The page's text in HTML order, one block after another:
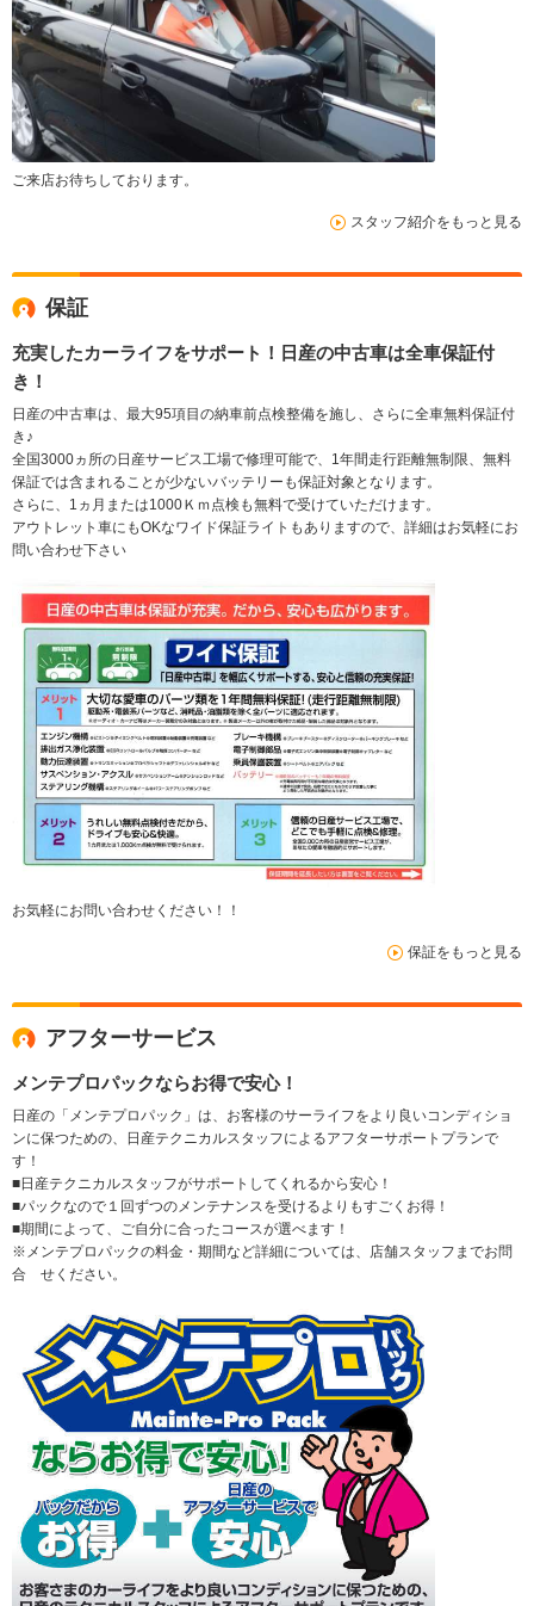
ご来店お待ちしております。
スタッフ紹介をもっと見る
保証
充実したカーライフをサポート！日産の中古車は全車保証付
き！
日産の中古車は、最大95項目の納車前点検整備を施し、さらに全車無料保証付
き♪
全国3000ヵ所の日産サービス工場で修理可能で、1年間走行距離無制限、無料
保証では含まれることが少ないバッテリーも保証対象となります。
さらに、1ヵ月または1000Ｋｍ点検も無料で受けていただけます。
アウトレット車にもOKなワイド保証ライトもありますので、詳細はお気軽にお
問い合わせ下さい
お気軽にお問い合わせください！！
保証をもっと見る
アフターサービス
メンテプロパックならお得で安心！
日産の「メンテプロパック」は、お客様のサーライフをより良いコンディショ
ンに保つための、日産テクニカルスタッフによるアフターサポートプランで
す！
■日産テクニカルスタッフがサポートしてくれるから安心！
■パックなので１回ずつのメンテナンスを受けるよりもすごくお得！
■期間によって、ご自分に合ったコースが選べます！
※メンテプロパックの料金・期間など詳細については、店舗スタッフまでお問
合 せください。